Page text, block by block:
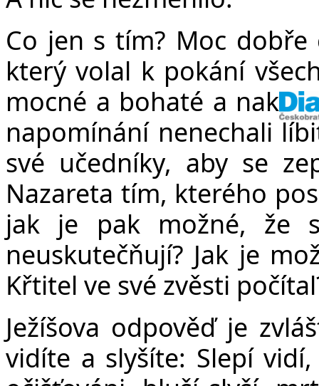
Co jen s tím? Moc dobře
který volal k pokání
mocné a bohaté a
napomínání nenechali
své učedníky, aby se
Nazareta tím, kterého
jak je pak možné, že
neuskutečňují? Jak je
Křtitel ve své zvěsti
Ježíšova odpověď je
vidíte a slyšíte: Slepí